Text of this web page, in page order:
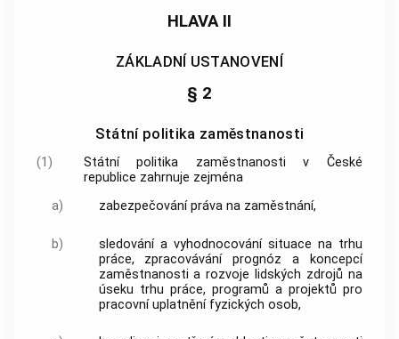
HLAVA II
ZÁKLADNÍ USTANOVENÍ
§ 2
Státní politika zaměstnanosti
(1)
Státní politika zaměstnanosti v České
republice zahrnuje zejména
a)
zabezpečování práva na zaměstnání,
b)
sledování a vyhodnocování situace na trhu
práce, zpracovávání prognóz a koncepcí
zaměstnanosti a rozvoje lidských zdrojů na
úseku trhu práce, programů a projektů pro
pracovní uplatnění fyzických osob,